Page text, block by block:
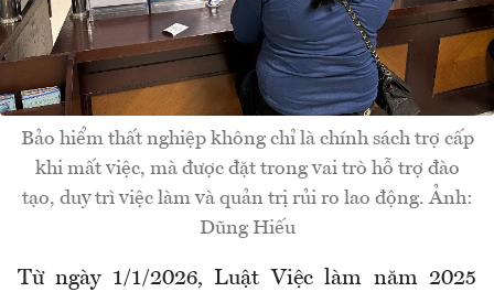
Bảo hiểm thất nghiệp không chỉ là chính sách trợ cấp
khi mất việc, mà được đặt trong vai trò hỗ trợ đào
tạo, duy trì việc làm và quản trị rủi ro lao động. Ảnh:
Dũng Hiếu
Từ ngày 1/1/2026, Luật Việc làm năm 2025